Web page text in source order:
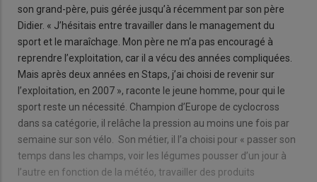
son grand-père, puis gérée jusqu’à récemment par son père
Didier. « J’hésitais entre travailler dans le management du
sport et le maraîchage. Mon père ne m’a pas encouragé à
reprendre l’exploitation, car il a vécu des années compliquées.
Mais après deux années en Staps, j’ai choisi de revenir sur
l’exploitation, en 2007 », raconte le jeune homme, pour qui le
sport reste un nécessité. Champion d’Europe de cyclocross
dans sa catégorie, il relâche la pression au moins une fois par
semaine sur son vélo. Son métier, il l’a choisi pour « passer son
temps dans les champs, voir les légumes pousser d’un jour à
l’autre en fonction de la météo, travailler des produits